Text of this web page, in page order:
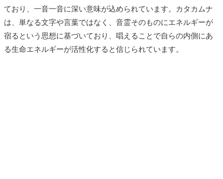
ており、一音一音に深い意味が込められています。カタカムナ
は、単なる文字や言葉ではなく、音霊そのものにエネルギーが
宿るという思想に基づいており、唱えることで自らの内側にあ
る生命エネルギーが活性化すると信じられています。